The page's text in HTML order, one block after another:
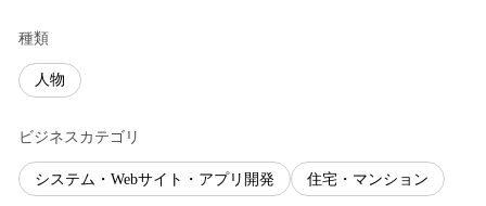
種類
人物
ビジネスカテゴリ
システム・Webサイト・アプリ開発 住宅・マンション